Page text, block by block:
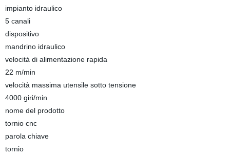
impianto idraulico
5 canali
dispositivo
mandrino idraulico
velocità di alimentazione rapida
22 m/min
velocità massima utensile sotto tensione
4000 giri/min
nome del prodotto
tornio cnc
parola chiave
tornio